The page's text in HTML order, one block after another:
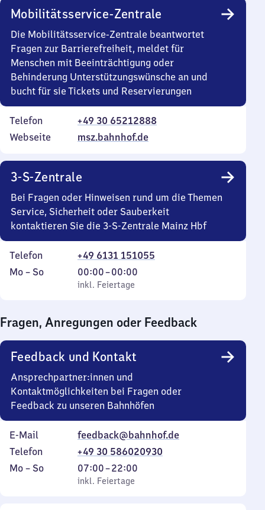
Mobilitätsservice-Zentrale
Die Mobilitätsservice-Zentrale beantwortet
Fragen zur Barrierefreiheit, meldet für
Menschen mit Beeinträchtigung oder
Behinderung Unterstützungswünsche an und
bucht für sie Tickets und Reservierungen
Telefon
+49 30 65212888
Webseite
msz.bahnhof.de
3-S-Zentrale
Bei Fragen oder Hinweisen rund um die Themen
Service, Sicherheit oder Sauberkeit
kontaktieren Sie die 3-S-Zentrale Mainz Hbf
Telefon
+49 6131 151055
Montag
Mo – So,
inkl. Feiertage
00:00–00:00
Von
0
0
Uhr
inkl. Feiertage
Fragen, Anregungen oder Feedback
Feedback und Kontakt
Ansprechpartner:innen und
Kontaktmöglichkeiten bei Fragen oder
Feedback zu unseren Bahnhöfen
E-Mail
feedback@bahnhof.de
Telefon
+49 30 586020930
Montag
Mo – So,
inkl. Feiertage
07:00–22:00
Von
7
inkl. Feiertage